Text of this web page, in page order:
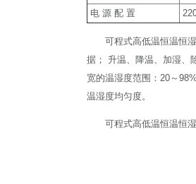
电 源 配 置
可程式高低温恒温恒
据； 升温、降温、加湿、
宽的温湿度范围：20～
温湿度均匀度。
可程式高低温恒温恒